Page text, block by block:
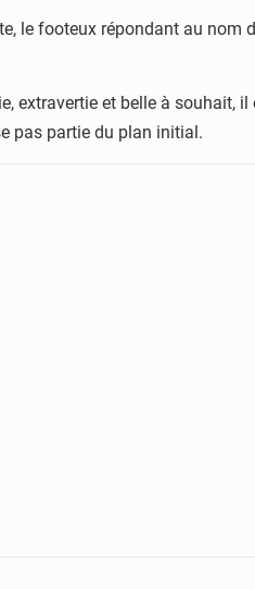
le footeux répondant au nom
extravertie et belle à souhait, il
pas partie du plan initial.